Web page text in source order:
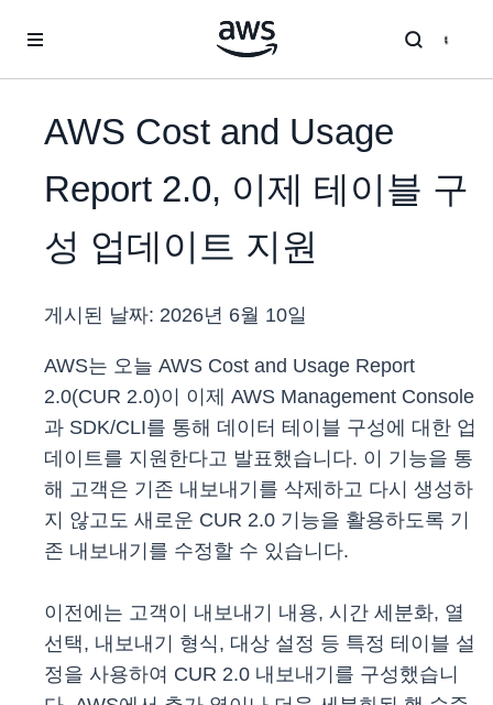
AWS Cost and Usage
Report 2.0, 이제 테이블 구
성 업데이트 지원
게시된 날짜: 2026년 6월 10일
AWS는 오늘 AWS Cost and Usage Report
2.0(CUR 2.0)이 이제 AWS Management Console
과 SDK/CLI를 통해 데이터 테이블 구성에 대한 업
데이트를 지원한다고 발표했습니다. 이 기능을 통
해 고객은 기존 내보내기를 삭제하고 다시 생성하
지 않고도 새로운 CUR 2.0 기능을 활용하도록 기
존 내보내기를 수정할 수 있습니다.
이전에는 고객이 내보내기 내용, 시간 세분화, 열
선택, 내보내기 형식, 대상 설정 등 특정 테이블 설
정을 사용하여 CUR 2.0 내보내기를 구성했습니